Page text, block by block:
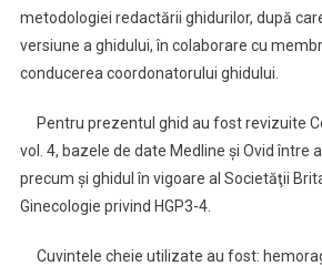
metodologiei redactării ghidurilor, după
versiune a ghidului, în colaborare cu
conducerea coordonatorului ghidului.
Pentru prezentul ghid au fost revizuite
vol. 4, bazele de date Medline şi Ovid între
precum şi ghidul în vigoare al Societăţii
Ginecologie privind HGP3-4.
Cuvintele cheie utilizate au fost: